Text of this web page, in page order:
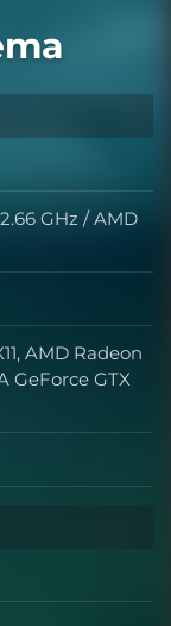
GHz / AMD
AMD Radeon
GeForce GTX